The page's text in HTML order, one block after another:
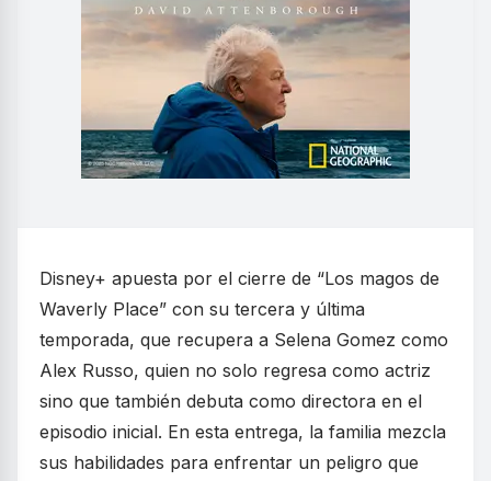
Disney+ apuesta por el cierre de “Los magos de
Waverly Place” con su tercera y última
temporada, que recupera a Selena Gomez como
Alex Russo, quien no solo regresa como actriz
sino que también debuta como directora en el
episodio inicial. En esta entrega, la familia mezcla
sus habilidades para enfrentar un peligro que